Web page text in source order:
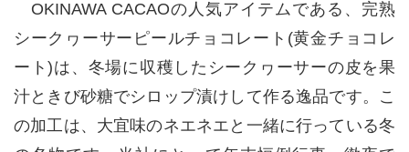
OKINAWA CACAOの人気アイテムである、完熟
シークヮーサーピールチョコレート (黄金チョコレ
ート)は、冬場に収穫したシークヮーサーの皮を果
汁ときび砂糖でシロップ漬けして作る逸品です。こ
の加工は、大宜味のネエネエと一緒に行っている冬